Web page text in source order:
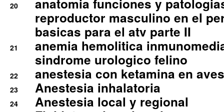
20
anatomia funciones y
reproductor masculino en el
basicas para el atv parte II
21
anemia hemolitica
sindrome urologico felino
22 anestesia con ketamina en
23 Anestesia inhalatoria
24 Anestesia local y regional